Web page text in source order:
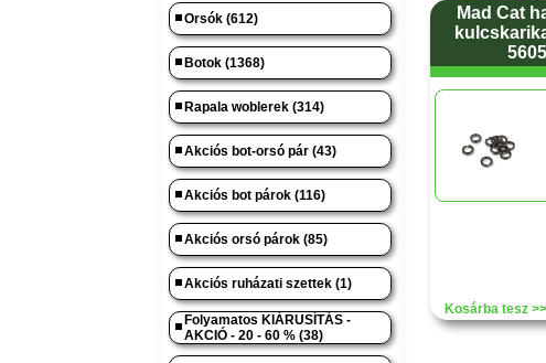
Orsók (612)
Botok (1368)
Rapala woblerek (314)
Akciós bot-orsó pár (43)
Akciós bot párok (116)
Akciós orsó párok (85)
Akciós ruházati szettek (1)
Folyamatos KIÁRUSÍTÁS -
AKCIÓ - 20 - 60 % (38)
Mad Cat
Kosárba tesz >>